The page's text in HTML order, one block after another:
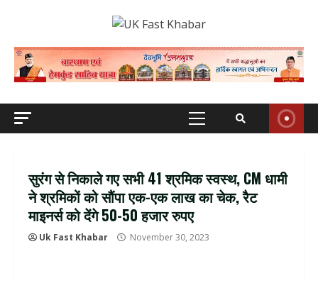
Primary
सुरंग से निकाले गए सभी 41 श्रमिक स्वस्थ, CM धामी
ने श्रमिकों को सौंपा एक-एक लाख का चेक, रैट
माइनर्स को देंगे 50-50 हजार रुपए
Uk Fast Khabar November 30, 2023